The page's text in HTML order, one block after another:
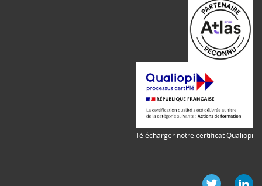
Télécharger notre certificat Qualiopi